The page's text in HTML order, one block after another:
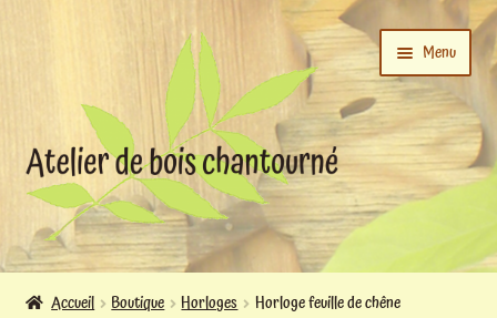
navigation
Menu
L’atelier
Ouvrir
Accueil Boutique Horloges Horloge feuille de chêne